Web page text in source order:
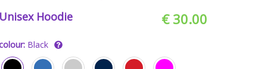
Unisex Hoodie € 30.00
Black